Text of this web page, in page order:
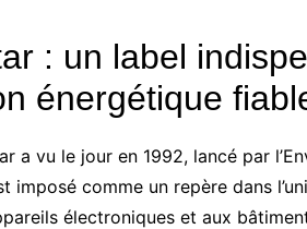
: un label
énergétique
a vu le jour en 1992, lancé par
imposé comme un repère dans
électroniques et aux